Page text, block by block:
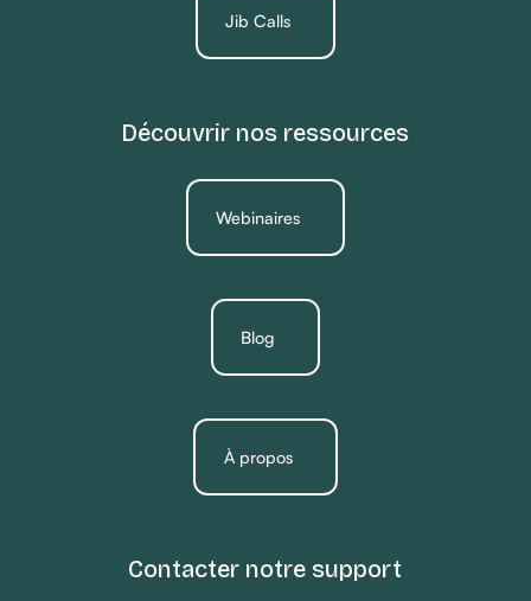
Jib Calls
Découvrir nos ressources
Webinaires
Blog
À propos
Contacter notre support